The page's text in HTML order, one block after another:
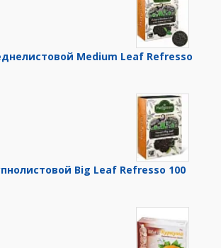
Medium Leaf Refresso
Big Leaf Refresso 100